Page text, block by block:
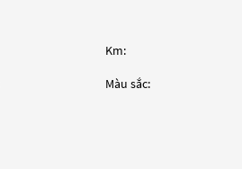
Km:
Màu sắc: